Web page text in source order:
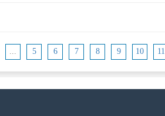
... 5 6 7 8 9 10 11